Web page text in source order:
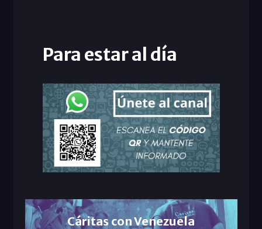
Para estar al día
Cáritas con Venezuela